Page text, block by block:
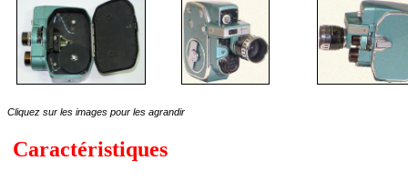
Cliquez sur les images pour les agrandir
Caractéristiques